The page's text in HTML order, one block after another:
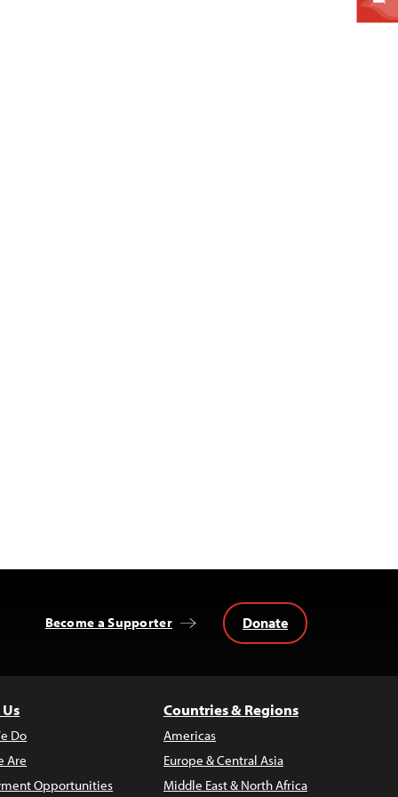
Become a Supporter Donate
Do
Are
Opportunities
Countries & Regions
Americas
Europe & Central Asia
Middle East & North Africa